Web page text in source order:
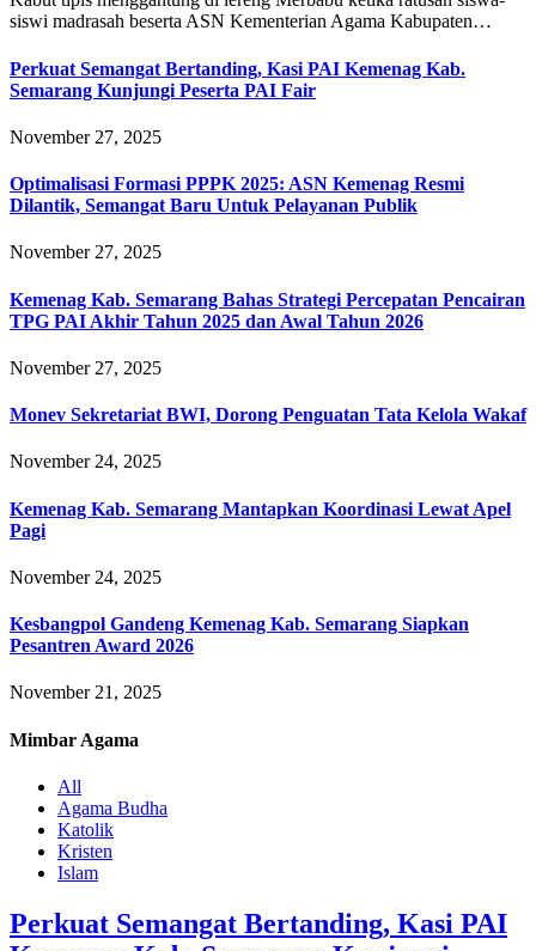
siswi madrasah beserta ASN Kementerian Agama Kabupaten…
Perkuat Semangat Bertanding, Kasi PAI Kemenag Kab.
Semarang Kunjungi Peserta PAI Fair
November 27, 2025
Optimalisasi Formasi PPPK 2025: ASN Kemenag Resmi
Dilantik, Semangat Baru Untuk Pelayanan Publik
November 27, 2025
Kemenag Kab. Semarang Bahas Strategi Percepatan Pencairan
TPG PAI Akhir Tahun 2025 dan Awal Tahun 2026
November 27, 2025
Monev Sekretariat BWI, Dorong Penguatan Tata Kelola Wakaf
November 24, 2025
Kemenag Kab. Semarang Mantapkan Koordinasi Lewat Apel
Pagi
November 24, 2025
Kesbangpol Gandeng Kemenag Kab. Semarang Siapkan
Pesantren Award 2026
November 21, 2025
Mimbar Agama
All
Agama Budha
Katolik
Kristen
Islam
Perkuat Semangat Bertanding, Kasi PAI